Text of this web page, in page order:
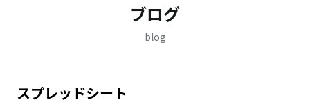
ブログ
blog
スプレッドシート